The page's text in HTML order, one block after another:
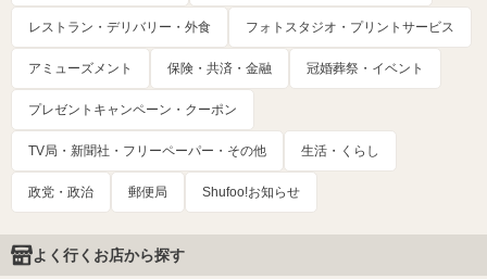
レストラン・デリバリー・外食 フォトスタジオ・プリントサービス
アミューズメント 保険・共済・金融 冠婚葬祭・イベント
プレゼントキャンペーン・クーポン
TV局・新聞社・フリーペーパー・その他 生活・くらし
政党・政治 郵便局 Shufoo!お知らせ
よく行くお店から探す